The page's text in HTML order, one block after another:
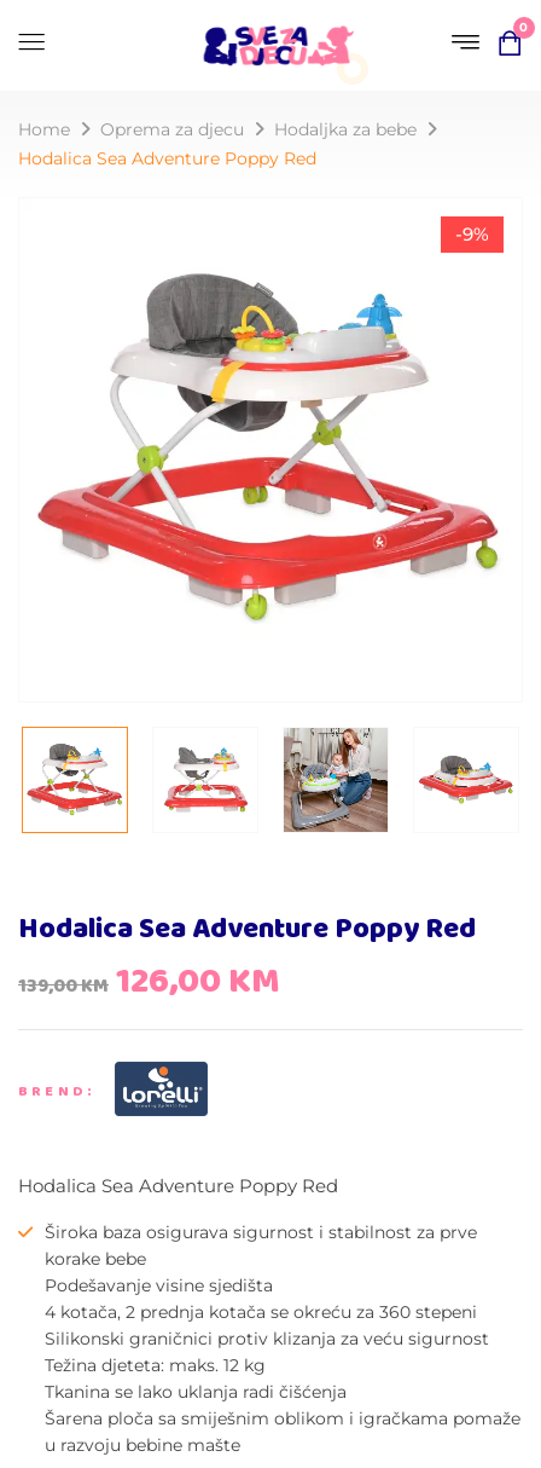
0
Home Oprema za djecu
Hodaljka za bebe​
Hodalica Sea Adventure Poppy Red
-9%
Hodalica Sea Adventure Poppy Red
139,00KM 126,00KM
BREND:
Hodalica Sea Adventure Poppy Red
Široka baza osigurava sigurnost i stabilnost za prve
korake bebe
Podešavanje visine sjedišta
4 kotača, 2 prednja kotača se okreću za 360 stepeni
Silikonski graničnici protiv klizanja za veću sigurnost
Težina djeteta: maks. 12 kg
Tkanina se lako uklanja radi čišćenja
Šarena ploča sa smiješnim oblikom i igračkama pomaže
u razvoju bebine mašte